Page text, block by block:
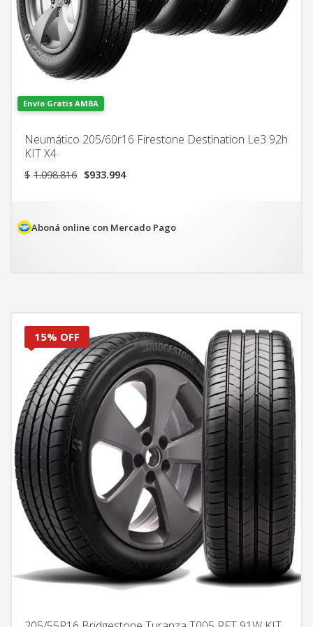
Envío Gratis AMBA
Neumático 205/60r16 Firestone Destination Le3 92h
KIT X4
$ 1.098.816 El
$1.098.816.
$933.994El
$933.994.
Aboná online con Mercado Pago
15% OFF